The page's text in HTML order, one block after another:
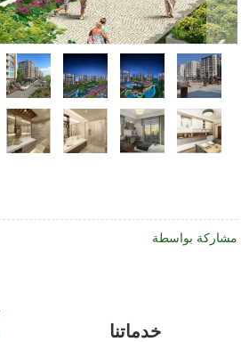
مشاركة بواسطة
خدماتنا